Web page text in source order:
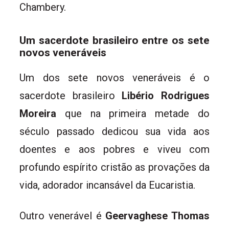
Chambery.
Um sacerdote brasileiro entre os sete
novos veneráveis
Um dos sete novos veneráveis é o
sacerdote brasileiro Libério Rodrigues
Moreira que na primeira metade do
século passado dedicou sua vida aos
doentes e aos pobres e viveu com
profundo espírito cristão as provações da
vida, adorador incansável da Eucaristia.
Outro venerável é Geervaghese Thomas